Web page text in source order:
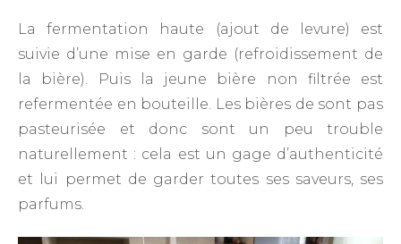
La fermentation haute (ajout de levure) est
suivie d’une mise en garde (refroidissement de
la bière). Puis la jeune bière non filtrée est
refermentée en bouteille. Les bières de sont pas
pasteurisée et donc sont un peu trouble
naturellement : cela est un gage d’authenticité
et lui permet de garder toutes ses saveurs, ses
parfums.